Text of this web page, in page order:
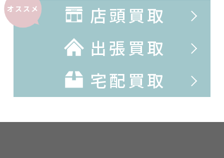
オススメ
店頭買取
出張買取
宅配買取